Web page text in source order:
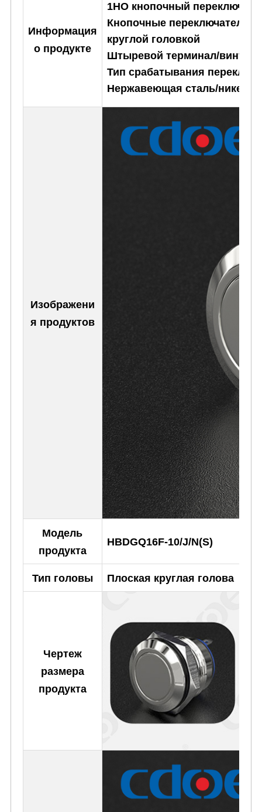
Информация
о продукте
1НО кнопочный
Кнопочные переключатели
круглой головкой
Штыревой терминал/
Тип срабатывания
Нержавеющая сталь/
Изображени
я продуктов
Модель
продукта
HBDGQ16F-10/J/N(S)
Тип головы Плоская круглая голова
Чертеж
размера
продукта